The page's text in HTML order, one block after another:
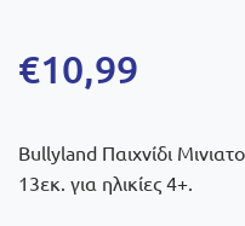
€10,99
Bullyland Παιχνίδι
13εκ. για ηλικίες 4+.